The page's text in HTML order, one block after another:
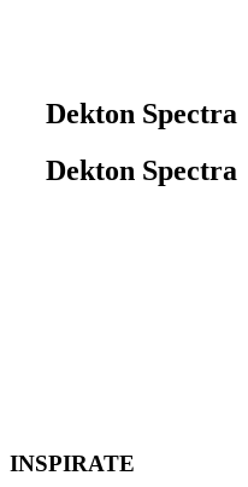
Dekton Spectra
Dekton Spectra
INSPIRATE